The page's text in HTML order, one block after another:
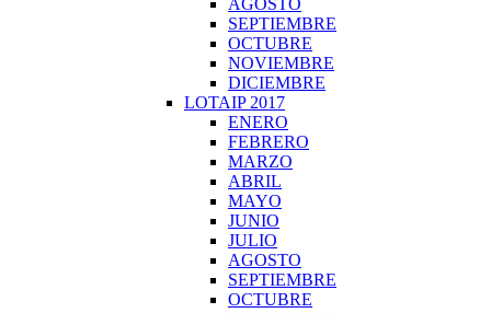
AGOSTO
SEPTIEMBRE
OCTUBRE
NOVIEMBRE
DICIEMBRE
LOTAIP 2017
ENERO
FEBRERO
MARZO
ABRIL
MAYO
JUNIO
JULIO
AGOSTO
SEPTIEMBRE
OCTUBRE